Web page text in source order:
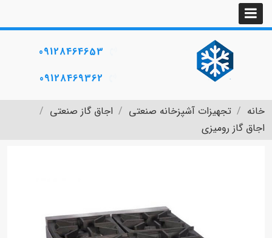
09128464653
09128469362
خانه تجهیزات آشپزخانه صنعتی
اجاق گاز صنعتی
اجاق گاز رومیزی